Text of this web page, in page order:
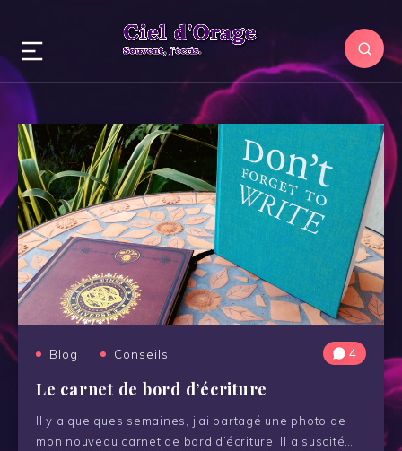
Blog Conseils 4
Le carnet de bord d’écriture
Il y a quelques semaines, j’ai partagé une photo de
mon nouveau carnet de bord d’écriture. Il a suscité…